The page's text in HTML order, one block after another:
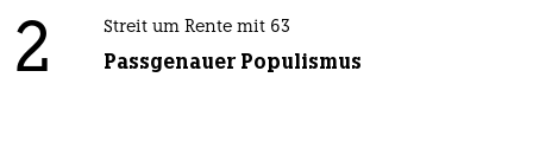
2 Streit um Rente mit 63
Passgenauer Populismus